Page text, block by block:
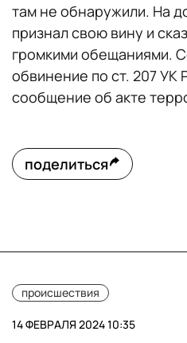
там не обнаружили. На
признал свою вину и
громкими обещаниями.
обвинение по ст. 207
сообщение об акте
поделиться
происшествия
14 ФЕВРАЛЯ 2024 10:35